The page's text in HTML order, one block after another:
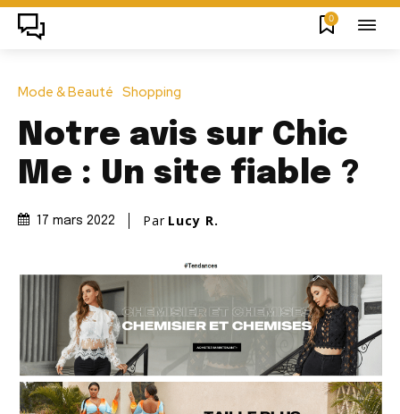
0
Mode & Beauté Shopping
Notre avis sur Chic
Me : Un site fiable ?
17 mars 2022 Par Lucy R.